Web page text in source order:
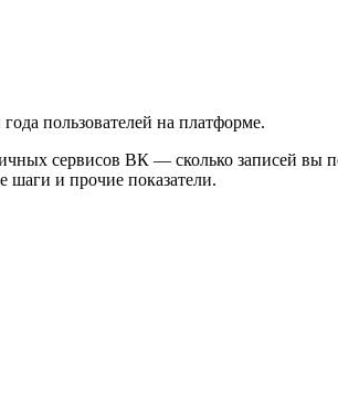
пользователей на платформе.
сервисов ВК — сколько записей
и прочие показатели.